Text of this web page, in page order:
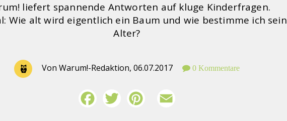
liefert spannende Antworten auf kluge Kinderfragen.
Wie alt wird eigentlich ein Baum und wie bestimme ich sein
Alter?
Von Warum!-Redaktion, 06.07.2017 0 Kommentare
FacebookTwitter Pinterest